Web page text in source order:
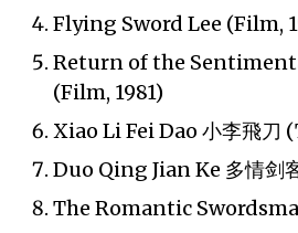
Flying Sword Lee (Film,
Return of the
(Film, 1981)
Xiao Li Fei Dao 小李飛刀
Duo Qing Jian Ke 多情剑
The Romantic